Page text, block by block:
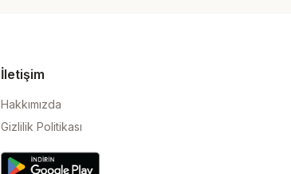
İletişim
Hakkımızda
Gizlilik Politikası